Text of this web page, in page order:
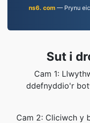
ns6. com — Prynu
Sut i
Cam 1:
ddefnyddio'r
Cam 2: Cliciwch y